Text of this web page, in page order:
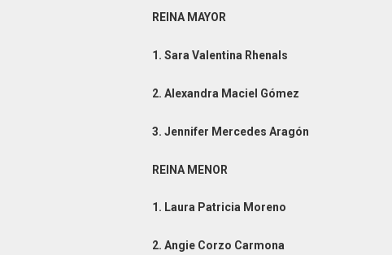
REINA MAYOR
1. Sara Valentina Rhenals
2. Alexandra Maciel Gómez
3. Jennifer Mercedes Aragón
REINA MENOR
1. Laura Patricia Moreno
2. Angie Corzo Carmona